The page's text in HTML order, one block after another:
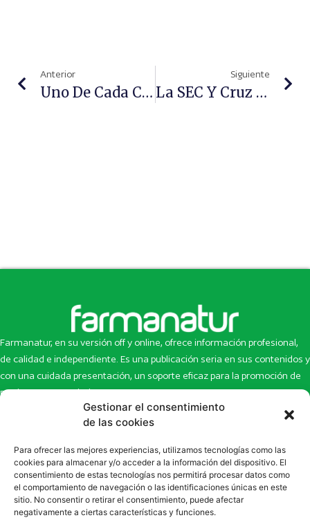
Gestionar el consentimiento
de las cookies
Para ofrecer las mejores experiencias, utilizamos tecnologías como las
cookies para almacenar y/o acceder a la información del dispositivo. El
consentimiento de estas tecnologías nos permitirá procesar datos como
el comportamiento de navegación o las identificaciones únicas en este
sitio. No consentir o retirar el consentimiento, puede afectar
negativamente a ciertas características y funciones.
Anterior
Uno De Cada Cinco Pacientes De Psoriasis Desarrolla Artritis
Siguiente
La SEC Y Cruz Roja Se Unen Para Crear Un Registro De Desfibriladores
Farmanatur, en su versión off y online, ofrece información profesional,
de calidad e independiente. Es una publicación seria en sus contenidos y
con una cuidada presentación, un soporte eficaz para la promoción de
productos y novedades.
Inicio
Newsletter
Eco Multimedia
Contacto
Artículos
Escaparate
Enlaces de interés
SUSCRÍBETE A NUESTRO NEWSLETTER